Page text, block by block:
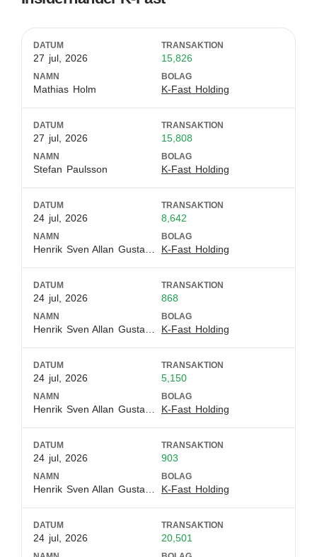
DATUM
27 jul, 2026
TRANSAKTION
15,826
NAMN
Mathias Holm
BOLAG
K-Fast Holding
DATUM
27 jul, 2026
TRANSAKTION
15,808
NAMN
Stefan Paulsson
BOLAG
K-Fast Holding
DATUM
24 jul, 2026
TRANSAKTION
8,642
NAMN BOLAG
K-Fast Holding
DATUM
24 jul, 2026
TRANSAKTION
868
NAMN BOLAG
K-Fast Holding
DATUM
24 jul, 2026
TRANSAKTION
5,150
NAMN BOLAG
K-Fast Holding
DATUM
24 jul, 2026
TRANSAKTION
903
NAMN BOLAG
K-Fast Holding
DATUM
24 jul, 2026
TRANSAKTION
20,501